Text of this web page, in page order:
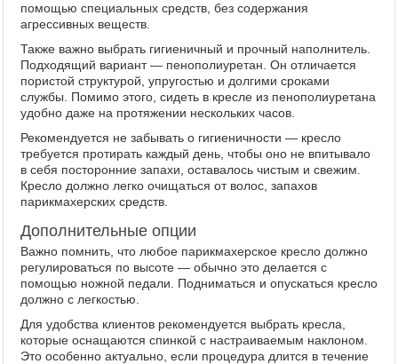
помощью специальных средств, без содержания
агрессивных веществ.
Также важно выбрать гигиеничный и прочный наполнитель.
Подходящий вариант — пенополиуретан. Он отличается
пористой структурой, упругостью и долгими сроками
службы. Помимо этого, сидеть в кресле из пенополиуретана
удобно даже на протяжении нескольких часов.
Рекомендуется не забывать о гигиеничности — кресло
требуется протирать каждый день, чтобы оно не впитывало
в себя посторонние запахи, оставалось чистым и свежим.
Кресло должно легко очищаться от волос, запахов
парикмахерских средств.
Дополнительные опции
Важно помнить, что любое парикмахерское кресло должно
регулироваться по высоте — обычно это делается с
помощью ножной педали. Подниматься и опускаться кресло
должно с легкостью.
Для удобства клиентов рекомендуется выбрать кресла,
которые оснащаются спинкой с настраиваемым наклоном.
Это особенно актуально, если процедура длится в течение